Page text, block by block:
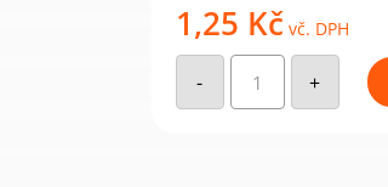
1,25 Kč vč. DPH
-
Upevňovací
element,
bílý
22
+